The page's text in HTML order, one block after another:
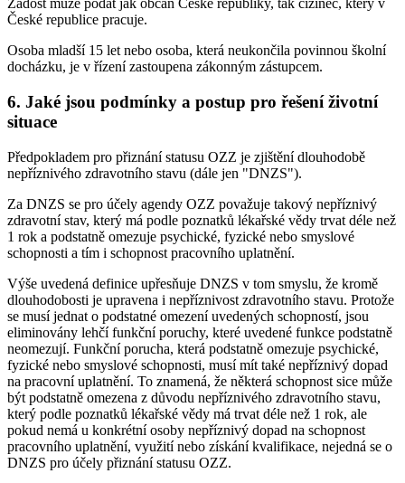
Žádost může podat jak občan České republiky, tak cizinec, který v
České republice pracuje.
Osoba mladší 15 let nebo osoba, která neukončila povinnou školní
docházku, je v řízení zastoupena zákonným zástupcem.
6. Jaké jsou podmínky a postup pro řešení životní
situace
Předpokladem pro přiznání statusu OZZ je zjištění dlouhodobě
nepříznivého zdravotního stavu (dále jen "DNZS").
Za DNZS se pro účely agendy OZZ považuje takový nepříznivý
zdravotní stav, který má podle poznatků lékařské vědy trvat déle než
1 rok a podstatně omezuje psychické, fyzické nebo smyslové
schopnosti a tím i schopnost pracovního uplatnění.
Výše uvedená definice upřesňuje DNZS v tom smyslu, že kromě
dlouhodobosti je upravena i nepříznivost zdravotního stavu. Protože
se musí jednat o podstatné omezení uvedených schopností, jsou
eliminovány lehčí funkční poruchy, které uvedené funkce podstatně
neomezují. Funkční porucha, která podstatně omezuje psychické,
fyzické nebo smyslové schopnosti, musí mít také nepříznivý dopad
na pracovní uplatnění. To znamená, že některá schopnost sice může
být podstatně omezena z důvodu nepříznivého zdravotního stavu,
který podle poznatků lékařské vědy má trvat déle než 1 rok, ale
pokud nemá u konkrétní osoby nepříznivý dopad na schopnost
pracovního uplatnění, využití nebo získání kvalifikace, nejedná se o
DNZS pro účely přiznání statusu OZZ.